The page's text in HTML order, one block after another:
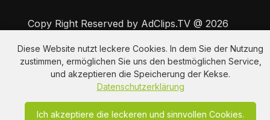
Diese Website nutzt leckere Cookies. In dem Sie der Nutzung
zustimmen, ermöglichen Sie uns den bestmöglichen Service,
und akzeptieren die Speicherung der Kekse.
Datenschutzerklärung
Ich akzeptiere die leckeren und sinnvollen Cookies.
Copy Right Reserved by AdClips.TV @ 2026